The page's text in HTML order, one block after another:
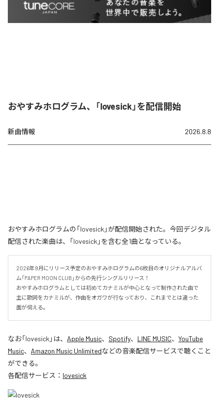
おやすみホログラム、「lovesick」を配信開始
新曲情報 2026.8.8
おやすみホログラムの「lovesick」が配信開始された。今回デジタル
配信された楽曲は、「lovesick」を含む全1曲となっている。
2026年9月にリリース予定のおやすみホログラムの6枚目のオリジナルアルバ
ム「PAPER MOON CLUB」からの先行シングルリリース！
おやすみホログラムとしては初めてカナミルが中心となって制作された曲で
主に歌詞をカナミルが、作曲をオガワが行なっており、これまでとは違った
面が伺える。
なお「lovesick 」は、 Apple Music、 Spotify、 LINE MUSIC、 YouTube
Music、 Amazon Music Unlimitedなどの音楽配信サービスで聴くこと
ができる。
各配信サービス： lovesick